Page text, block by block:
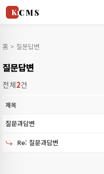
K1CMS
홈 > 질문답변
질문답변
전체2건
제목
질문과답변
Re: 질문과답변